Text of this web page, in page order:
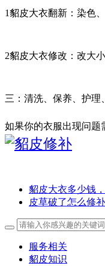
1貂皮大衣翻新：染色、
2貂皮大衣修改：改大
三：清洗、保养、护理
如果你的衣服出现问题
貂皮大衣多少钱
皮草破了怎么修
服务相关
貂皮知识